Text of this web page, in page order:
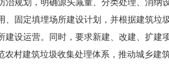
治规划，明确源头减量、分类处理、消纳
固定填埋场所建设计划，并根据建筑垃
设运营。同时，要求新建、改建、扩建
农村建筑垃圾收集处理体系，推动城乡建